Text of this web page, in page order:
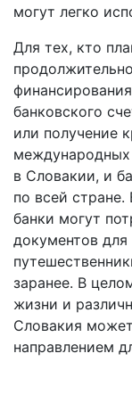
могут легко
Для тех, кто
банковского
или получение
международных
в Словакии, и
по всей
банки могут
документов для
заранее. В
жизни и
Словакия
направлением